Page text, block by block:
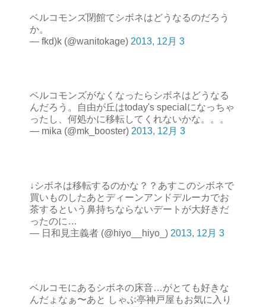
ベルコモンズ閉館てシボネはどうなるのだろう
か。
— fkd)k (@wanitokage) 2013, 12月 3
ベルコモンズがなくなったらシボネはどうなる
んだろう。自由が丘はtoday's specialになっちゃ
ったし、何処かに移転してくれないかな。。。
— mika (@mk_booster) 2013, 12月 3
↓シボネは移転するのかな？？あすこのシボネで
買いものしたあとディーンアンドデルーカでお
茶するという鼻持ちならないデートが大好きだ
ったのに…
— 日和見主義者 (@hiyo__hiyo_) 2013, 12月 3
ベルコモにあるシボネの床音…がとても好きな
んだょなぁ〜あと しゃぶ亭神戸屋もお気に入り